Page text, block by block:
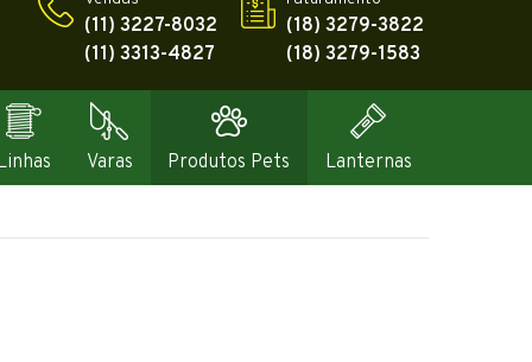
(11) 3227-8032
(11) 3313-4827
(18) 3279-3822
(18) 3279-1583
Varas Produtos Pets Lanternas